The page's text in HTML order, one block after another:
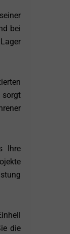
bei
sorgt
Ihre
die